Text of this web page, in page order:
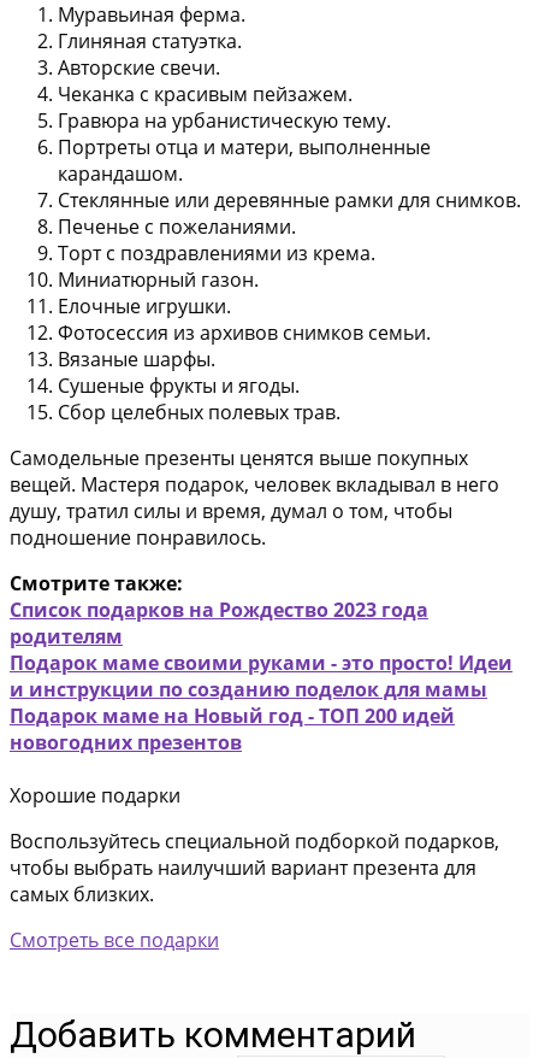
Муравьиная ферма.
Глиняная статуэтка.
Авторские свечи.
Чеканка с красивым пейзажем.
Гравюра на урбанистическую тему.
Портреты отца и матери, выполненные
карандашом.
Стеклянные или деревянные рамки для снимков.
Печенье с пожеланиями.
Торт с поздравлениями из крема.
Миниатюрный газон.
Елочные игрушки.
Фотосессия из архивов снимков семьи.
Вязаные шарфы.
Сушеные фрукты и ягоды.
Сбор целебных полевых трав.
Самодельные презенты ценятся выше покупных
вещей. Мастеря подарок, человек вкладывал в него
душу, тратил силы и время, думал о том, чтобы
подношение понравилось.
Смотрите также:
Список подарков на Рождество 2023 года
родителям
Подарок маме своими руками - это просто! Идеи
и инструкции по созданию поделок для мамы
Подарок маме на Новый год - ТОП 200 идей
новогодних презентов
Хорошие подарки
Воспользуйтесь специальной подборкой подарков,
чтобы выбрать наилучший вариант презента для
самых близких.
Смотреть все подарки
Добавить комментарий